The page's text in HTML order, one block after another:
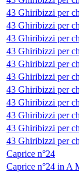
43 Ghiribizzi per
43 Ghiribizzi per
43 Ghiribizzi per
43 Ghiribizzi per
43 Ghiribizzi per
43 Ghiribizzi per
43 Ghiribizzi per
43 Ghiribizzi per
43 Ghiribizzi per
43 Ghiribizzi per
43 Ghiribizzi per
Caprice n°24
Caprice n°24 in A